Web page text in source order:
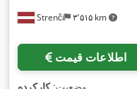
Strenči ۳٬۵۱۵ km
اطلاعات قیمت
وضعیت:کارکرده ,